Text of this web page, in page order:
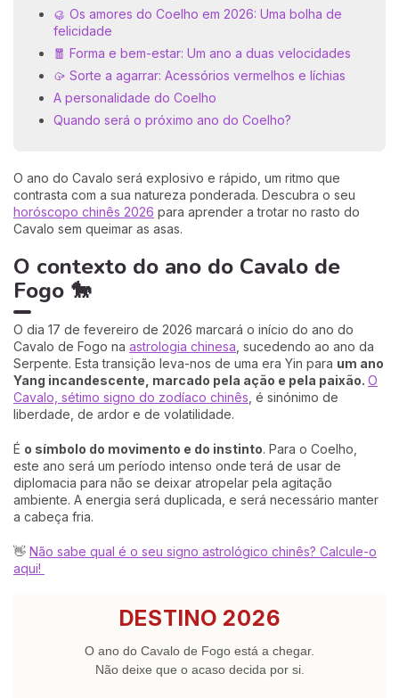
🥮 Os amores do Coelho em 2026: Uma bolha de
felicidade
🧧 Forma e bem-estar: Um ano a duas velocidades
🥠 Sorte a agarrar: Acessórios vermelhos e líchias
A personalidade do Coelho
Quando será o próximo ano do Coelho?
O ano do Cavalo será explosivo e rápido, um ritmo que
contrasta com a sua natureza ponderada. Descubra o seu
horóscopo chinês 2026 para aprender a trotar no rasto do
Cavalo sem queimar as asas.
O contexto do ano do Cavalo de
Fogo 🐎
O dia 17 de fevereiro de 2026 marcará o início do ano do
Cavalo de Fogo na astrologia chinesa , sucedendo ao ano da
Serpente. Esta transição leva-nos de uma era Yin para um ano
Yang incandescente, marcado pela ação e pela paixão. O
Cavalo, sétimo signo do zodíaco chinês , é sinónimo de
liberdade, de ardor e de volatilidade.
É o símbolo do movimento e do instinto. Para o Coelho,
este ano será um período intenso onde terá de usar de
diplomacia para não se deixar atropelar pela agitação
ambiente. A energia será duplicada, e será necessário manter
a cabeça fria.
👋 Não sabe qual é o seu signo astrológico chinês? Calcule-o
aqui!
DESTINO 2026
O ano do Cavalo de Fogo está a chegar.
Não deixe que o acaso decida por si.